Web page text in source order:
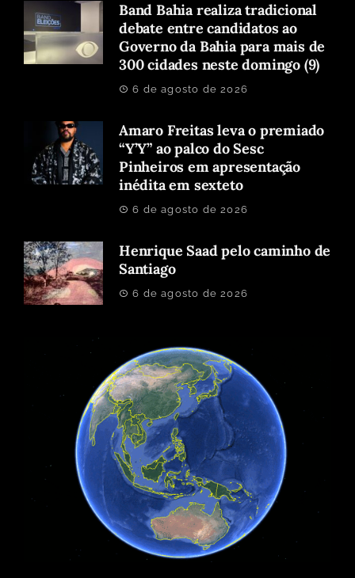
Band Bahia realiza tradicional
debate entre candidatos ao
Governo da Bahia para mais de
300 cidades neste domingo (9)
6 de agosto de 2026
Amaro Freitas leva o premiado
“Y’Y” ao palco do Sesc
Pinheiros em apresentação
inédita em sexteto
6 de agosto de 2026
Henrique Saad pelo caminho de
Santiago
6 de agosto de 2026